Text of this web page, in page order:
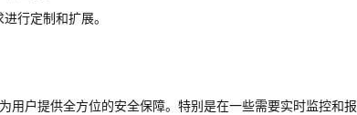
行定制和扩展。
户提供全方位的安全保障。特别是在一些需要实时监控和